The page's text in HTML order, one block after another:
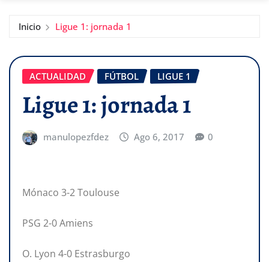
Inicio Ligue 1: jornada 1
ACTUALIDAD FÚTBOL LIGUE 1
Ligue 1: jornada 1
manulopezfdez Ago 6, 2017 0
Mónaco 3-2 Toulouse
PSG 2-0 Amiens
O. Lyon 4-0 Estrasburgo